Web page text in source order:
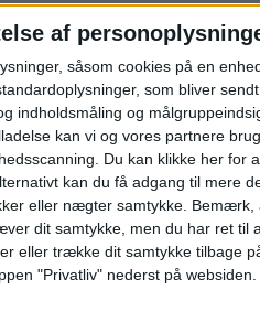
af
såsom cookies på en
som bliver
indholdsmåling og
kan vi og vores partnere
Du kan klikke her for
kan du få adgang til mere
eller nægter samtykke. Bemærk,
dit samtykke, men du har ret til
eller trække dit samtykke tilbage
"Privatliv" nederst på websiden.
Norwegian når
juli siden pandemien